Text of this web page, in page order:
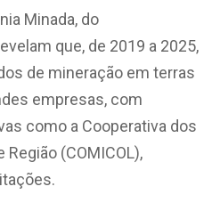
Minada, do
que, de 2019 a 2025,
de mineração em terras
empresas, com
como a Cooperativa dos
(COMICOL),